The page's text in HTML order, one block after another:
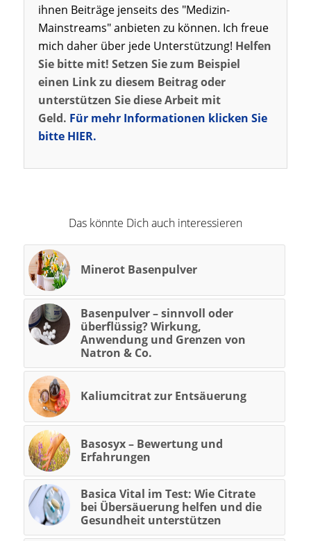
ihnen Beiträge jenseits des "Medizin-
Mainstreams" anbieten zu können. Ich freue
mich daher über jede Unterstützung! Helfen
Sie bitte mit! Setzen Sie zum Beispiel
einen Link zu diesem Beitrag oder
unterstützen Sie diese Arbeit mit
Geld. Für mehr Informationen klicken Sie
bitte HIER.
Das könnte Dich auch interessieren
Minerot Basenpulver
Basenpulver – sinnvoll oder
überflüssig? Wirkung,
Anwendung und Grenzen von
Natron & Co.
Kaliumcitrat zur Entsäuerung
Basosyx – Bewertung und
Erfahrungen
Basica Vital im Test: Wie Citrate
bei Übersäuerung helfen und die
Gesundheit unterstützen